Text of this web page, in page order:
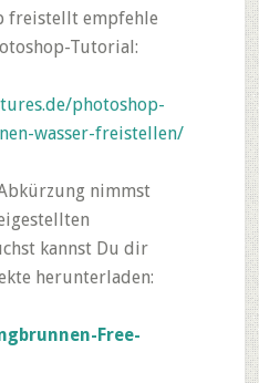
freistellt empfehle
Tutorial:
photoshop-
wasser-freistellen/
nimmst
kannst Du dir
herunterladen:
Free-